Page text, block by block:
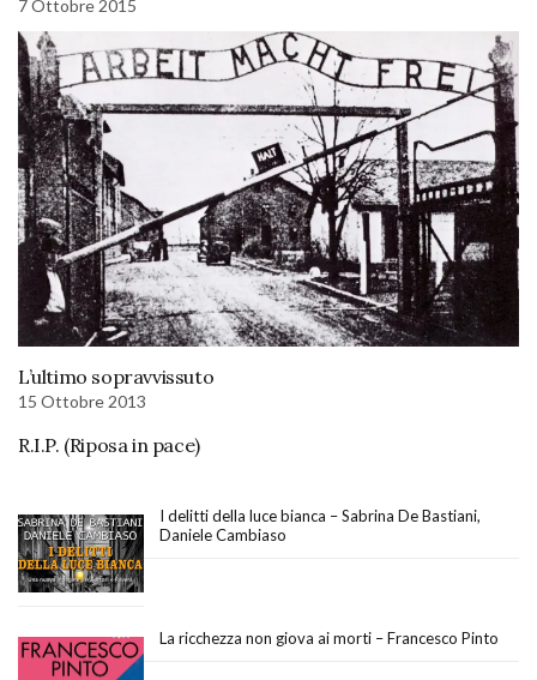
7 Ottobre 2015
L’ultimo sopravvissuto
15 Ottobre 2013
R.I.P. (Riposa in pace)
I delitti della luce bianca – Sabrina De Bastiani,
Daniele Cambiaso
La ricchezza non giova ai morti – Francesco Pinto